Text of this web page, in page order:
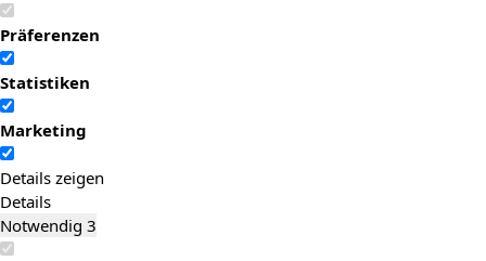
Präferenzen
Statistiken
Marketing
Details zeigen
Details
Notwendig 3